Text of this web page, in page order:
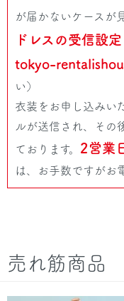
が届かないケースが
ドレスの受信設定
tokyo-
い）
衣装をお申し込みい
ルが送信され、その
ております。 2営業
は、お手数ですがお
売れ筋商品